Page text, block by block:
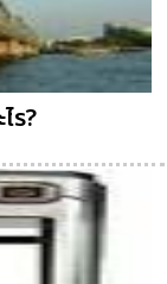
ร?